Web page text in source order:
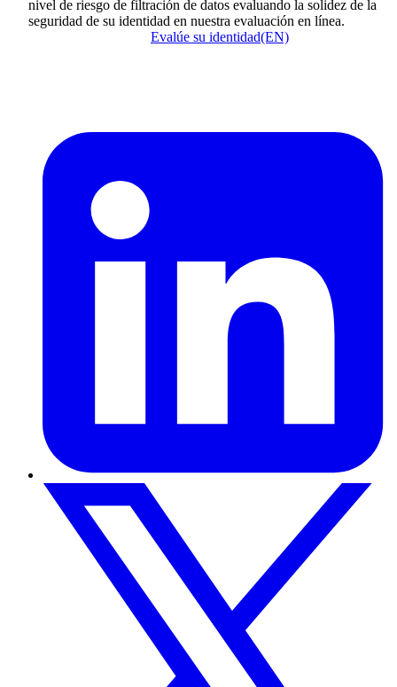
nivel de riesgo de filtración de datos evaluando la solidez de la
seguridad de su identidad en nuestra evaluación en línea.
Evalúe su identidad(EN)